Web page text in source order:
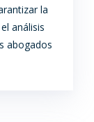
la
análisis
abogados